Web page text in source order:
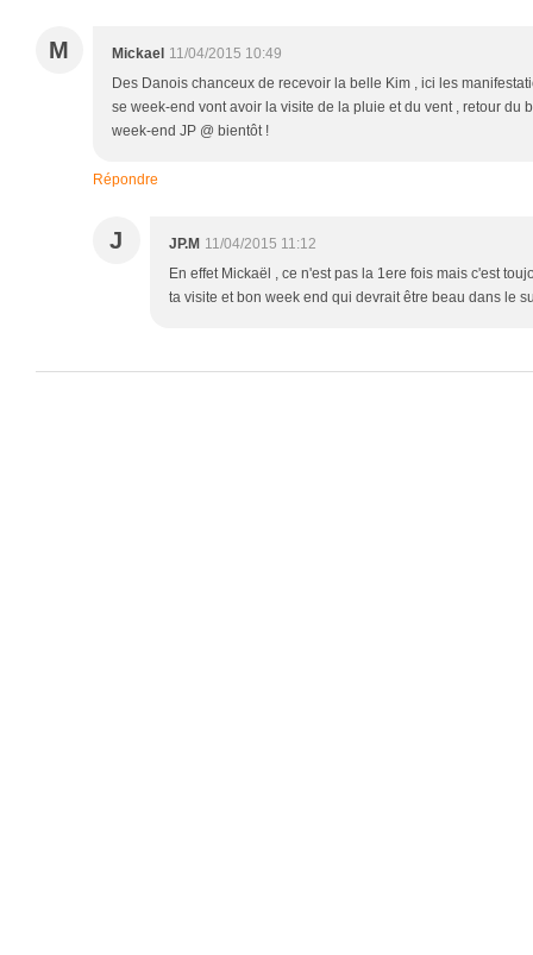
M Mickael 11/04/2015 10:49
Des Danois chanceux de recevoir la belle Kim , ici les
se week-end vont avoir la visite de la pluie et du vent , retour du
week-end JP @ bientôt !
Répondre
J JP.M 11/04/2015 11:12
En effet Mickaël , ce n'est pas la 1ere fois mais c'est
ta visite et bon week end qui devrait être beau dans le